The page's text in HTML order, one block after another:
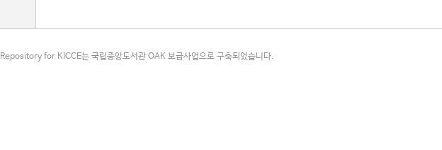
Repository for KICCE는 국립중앙도서관 OAK 보급사업으로 구축되었습니다.